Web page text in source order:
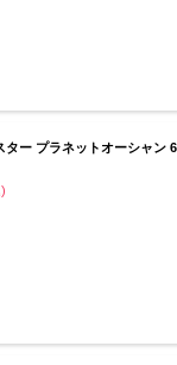
ター プラネットオーシャン